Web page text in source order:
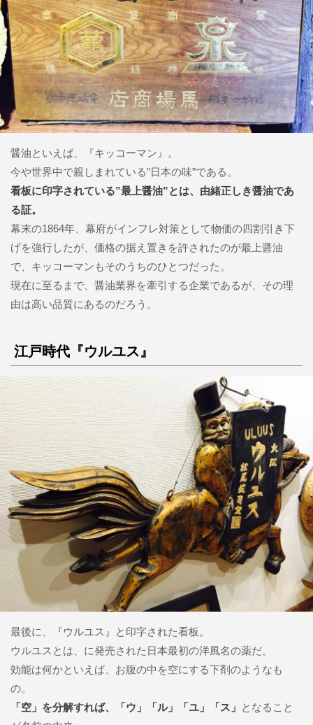
醤油といえば、『キッコーマン』。
今や世界中で親しまれている”日本の味”である。
看板に印字されている”最上醤油”とは、由緒正しき醤油であ
る証。
幕末の1864年、幕府がインフレ対策として物価の四割引き下
げを強行したが、価格の据え置きを許されたのが最上醤油
で、キッコーマンもそのうちのひとつだった。
現在に至るまで、醤油業界を牽引する企業であるが、その理
由は高い品質にあるのだろう。
江戸時代『ウルユス』
最後に、『ウルユス』と印字された看板。
ウルユスとは、に発売された日本最初の洋風名の薬だ。
効能は何かといえば、お腹の中を空にする下剤のようなも
の。
「空」を分解すれば、「ウ」「ル」「ユ」「ス」 となること